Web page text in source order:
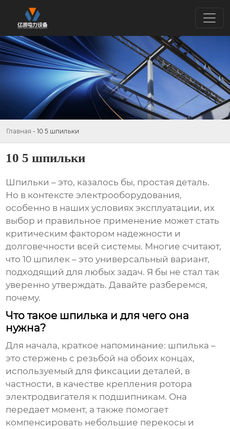
Главная - 10 5 шпильки
10 5 шпильки
Шпильки – это, казалось бы, простая деталь.
Но в контексте электрооборудования,
особенно в наших условиях эксплуатации, их
выбор и правильное применение может стать
критическим фактором надежности и
долговечности всей системы. Многие считают,
что10 шпилек – это универсальный вариант,
подходящий для любых задач. Я бы не стал так
уверенно утверждать. Давайте разберемся,
почему.
Что такое шпилька и для чего она
нужна?
Для начала, краткое напоминание: шпилька –
это стержень с резьбой на обоих концах,
используемый для фиксации деталей, в
частности, в качестве крепления ротора
электродвигателя к подшипникам. Она
передает момент, а также помогает
компенсировать небольшие перекосы и